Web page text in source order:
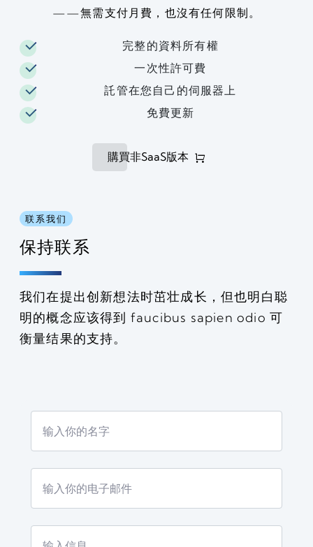
——無需支付月費，也沒有任何限制。
完整的資料所有權
一次性許可費
託管在您自己的伺服器上
免費更新
購買非SaaS版本
联系我们
保持联系
我们在提出创新想法时茁壮成长，但也明白聪
明的概念应该得到 faucibus sapien odio 可
衡量结果的支持。